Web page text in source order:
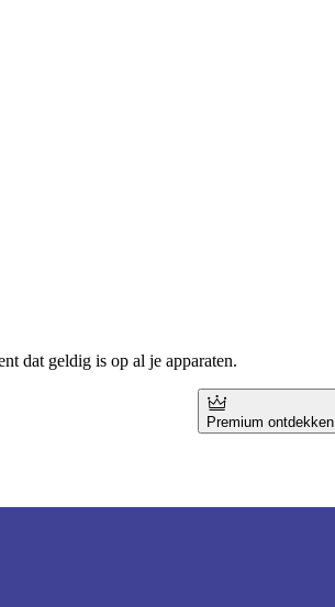
dat geldig is op al je apparaten.
Premium ontdekken